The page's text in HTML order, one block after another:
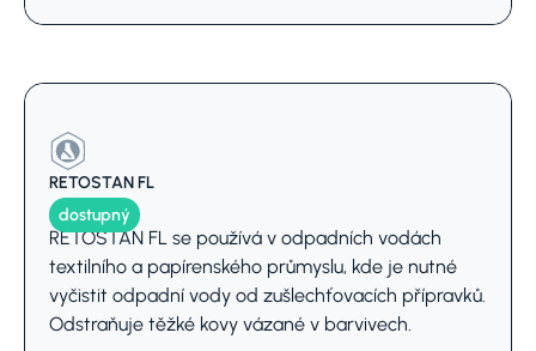
RETOSTAN FL
dostupný
RETOSTAN FL se používá v odpadních vodách
textilního a papírenského průmyslu, kde je nutné
vyčistit odpadní vody od zušlechťovacích přípravků.
Odstraňuje těžké kovy vázané v barvivech.